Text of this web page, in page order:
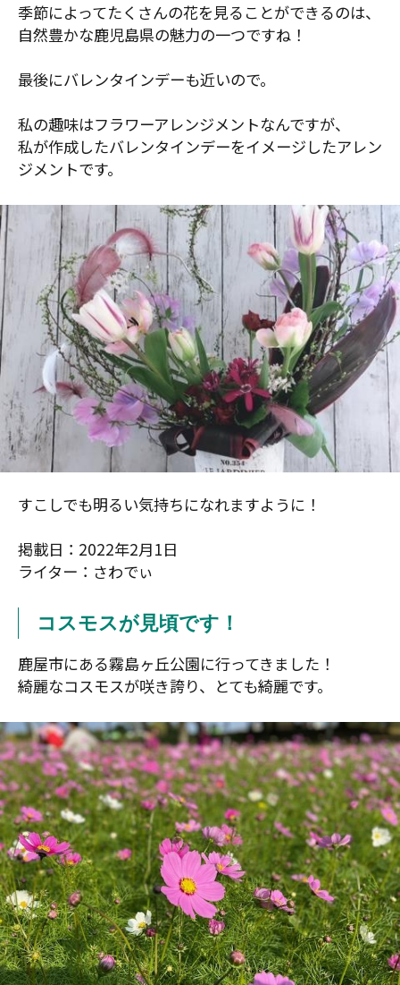
季節によってたくさんの花を見ることができるのは、
自然豊かな鹿児島県の魅力の一つですね！
最後にバレンタインデーも近いので。
私の趣味はフラワーアレンジメントなんですが、
私が作成したバレンタインデーをイメージしたアレン
ジメントです。
すこしでも明るい気持ちになれますように！
掲載日：2022年2月1日
ライター：さわでぃ
コスモスが見頃です！
鹿屋市にある霧島ヶ丘公園に行ってきました！
綺麗なコスモスが咲き誇り、とても綺麗です。